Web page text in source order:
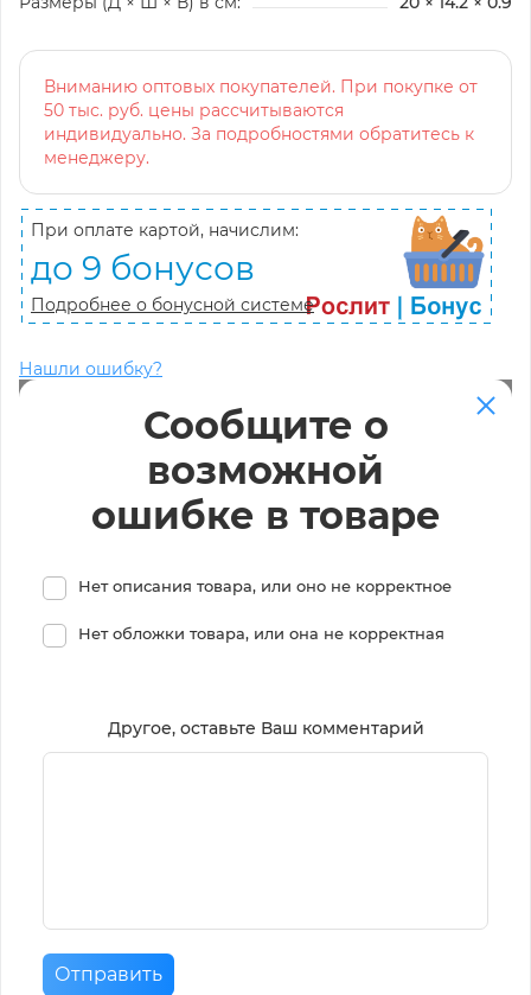
Вниманию оптовых покупателей. При покупке от
50 тыс. руб. цены рассчитываются
индивидуально. За подробностями обратитесь к
менеджеру.
При оплате картой, начислим:
до 9 бонусов
Подробнее о бонусной системе
Нашли ошибку?
Сообщите о
возможной
ошибке в товаре
Нет описания товара, или оно не корректное
Нет обложки товара, или она не корректная
Другое, оставьте Ваш комментарий
Отправить